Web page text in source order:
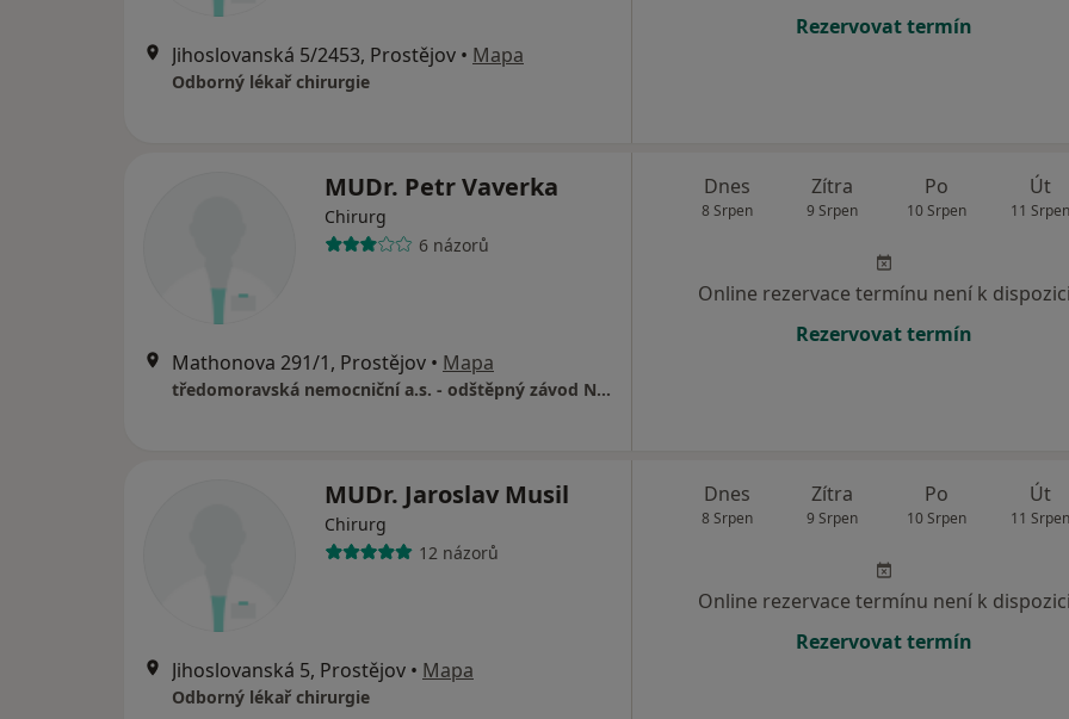
Jihoslovanská 5/2453, Prostějov • Mapa
Odborný lékař chirurgie
Rezervovat termín
MUDr. Petr Vaverka
Chirurg
6 názorů
Mathonova 291/1, Prostějov • Mapa
tředomoravská nemocniční a.s. - odštěpný závod Nemocnice Prostějov
Dnes
8 Srpen
Zítra
9 Srpen
Po
10 Srpen
Út
11 Srpen
Online rezervace termínu není k dispozici
Rezervovat termín
MUDr. Jaroslav Musil
Chirurg
12 názorů
Jihoslovanská 5, Prostějov • Mapa
Odborný lékař chirurgie
Dnes
8 Srpen
Zítra
9 Srpen
Po
10 Srpen
Út
11 Srpen
Online rezervace termínu není k dispozici
Rezervovat termín